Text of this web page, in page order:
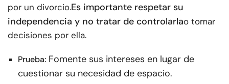
por un divorcio.Es importante respetar su
independencia y no tratar de controlarlao tomar
decisiones por ella.
Prueba: Fomente sus intereses en lugar de
cuestionar su necesidad de espacio.